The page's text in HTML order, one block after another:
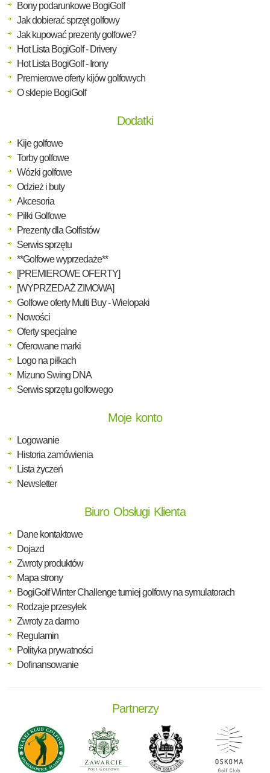
Bony podarunkowe BogiGolf
Jak dobierać sprzęt golfowy
Jak kupować prezenty golfowe?
Hot Lista BogiGolf - Drivery
Hot Lista BogiGolf - Irony
Premierowe oferty kijów golfowych
O sklepie BogiGolf
Dodatki
Kije golfowe
Torby golfowe
Wózki golfowe
Odzież i buty
Akcesoria
Piłki Golfowe
Prezenty dla Golfistów
Serwis sprzętu
**Golfowe wyprzedaże**
[PREMIEROWE OFERTY]
[WYPRZEDAŻ ZIMOWA]
Golfowe oferty Multi Buy - Wielopaki
Nowości
Oferty specjalne
Oferowane marki
Logo na piłkach
Mizuno Swing DNA
Serwis sprzętu golfowego
Moje konto
Logowanie
Historia zamówienia
Lista życzeń
Newsletter
Biuro Obsługi Klienta
Dane kontaktowe
Dojazd
Zwroty produktów
Mapa strony
BogiGolf Winter Challenge turniej golfowy na symulatorach
Rodzaje przesyłek
Zwroty za darmo
Regulamin
Polityka prywatności
Dofinansowanie
Partnerzy